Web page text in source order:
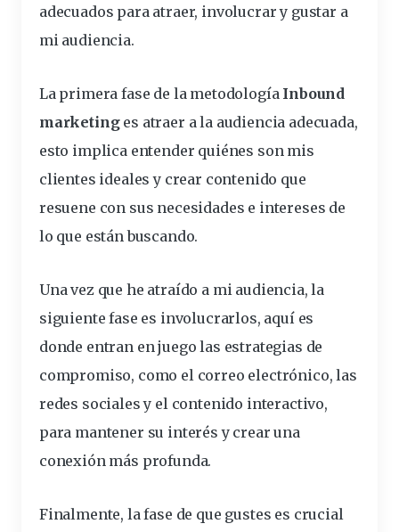
adecuados para atraer, involucrar y gustar a
mi audiencia.
La primera fase de la metodología Inbound
marketinges atraer a la audiencia adecuada,
esto implica entender quiénes son mis
clientes ideales y crear contenido que
resuene con sus necesidades e intereses de
lo que están buscando.
Una vez que he atraído a mi audiencia, la
siguiente fase es involucrarlos, aquí es
donde entran en juego las estrategias de
compromiso, como el correo electrónico, las
redes socialesy el contenido interactivo,
para mantener su interés y crear una
conexión más profunda.
Finalmente, la fase de que gustes es crucial